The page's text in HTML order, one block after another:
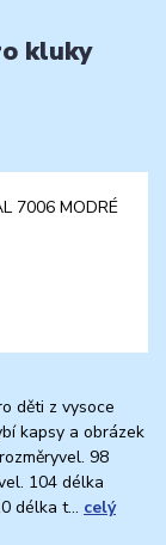
kluky
děti z vysoce
kapsy a obrázek
98
104 délka
délka t... celý